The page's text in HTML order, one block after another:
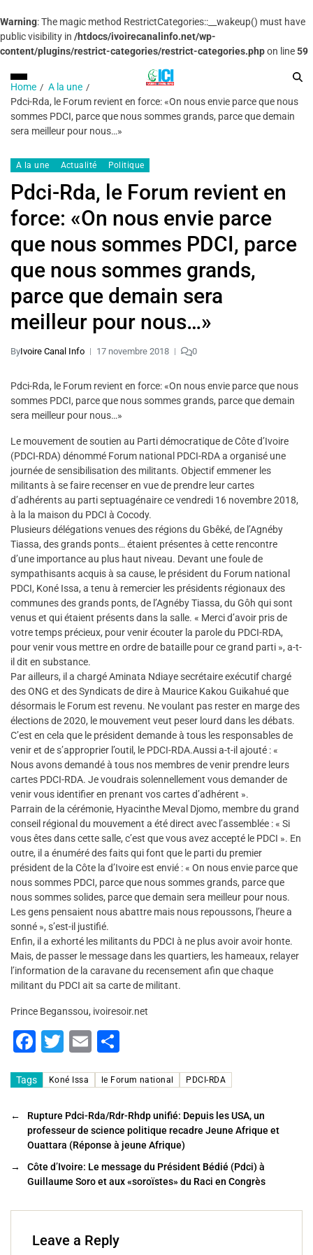
Warning: The magic method RestrictCategories::__wakeup() must have
public visibility in /htdocs/ivoirecanalinfo.net/wp-
content/plugins/restrict-categories/restrict-categories.phpon line59
Home
A la une
Pdci-Rda, le Forum revient en force: «On nous envie parce que nous
sommes PDCI, parce que nous sommes grands, parce que demain
sera meilleur pour nous…»
A la une Actualité Politique
Pdci-Rda, le Forum revient en
force: «On nous envie parce
que nous sommes PDCI, parce
que nous sommes grands,
parce que demain sera
meilleur pour nous…»
ByIvoire Canal Info 17 novembre 2018 0
Pdci-Rda, le Forum revient en force: «On nous envie parce que nous
sommes PDCI, parce que nous sommes grands, parce que demain
sera meilleur pour nous…»
Le mouvement de soutien au Parti démocratique de Côte d’Ivoire
(PDCI-RDA) dénommé Forum national PDCI-RDA a organisé une
journée de sensibilisation des militants. Objectif emmener les
militants à se faire recenser en vue de prendre leur cartes
d’adhérents au parti septuagénaire ce vendredi 16 novembre 2018,
à la la maison du PDCI à Cocody.
Plusieurs délégations venues des régions du Gbêké, de l’Agnéby
Tiassa, des grands ponts… étaient présentes à cette rencontre
d’une importance au plus haut niveau. Devant une foule de
sympathisants acquis à sa cause, le président du Forum national
PDCI, Koné Issa, a tenu à remercier les présidents régionaux des
communes des grands ponts, de l’Agnéby Tiassa, du Gôh qui sont
venus et qui étaient présents dans la salle. « Merci d’avoir pris de
votre temps précieux, pour venir écouter la parole du PDCI-RDA,
pour venir vous mettre en ordre de bataille pour ce grand parti », a-t-
il dit en substance.
Par ailleurs, il a chargé Aminata Ndiaye secrétaire exécutif chargé
des ONG et des Syndicats de dire à Maurice Kakou Guikahué que
désormais le Forum est revenu. Ne voulant pas rester en marge des
élections de 2020, le mouvement veut peser lourd dans les débats.
C’est en cela que le président demande à tous les responsables de
venir et de s’approprier l’outil, le PDCI-RDA.Aussi a-t-il ajouté : «
Nous avons demandé à tous nos membres de venir prendre leurs
cartes PDCI-RDA. Je voudrais solennellement vous demander de
venir vous identifier en prenant vos cartes d’adhérent ».
Parrain de la cérémonie, Hyacinthe Meval Djomo, membre du grand
conseil régional du mouvement a été direct avec l’assemblée : « Si
vous êtes dans cette salle, c’est que vous avez accepté le PDCI ». En
outre, il a énuméré des faits qui font que le parti du premier
président de la Côte la d’Ivoire est envié : « On nous envie parce que
nous sommes PDCI, parce que nous sommes grands, parce que
nous sommes solides, parce que demain sera meilleur pour nous.
Les gens pensaient nous abattre mais nous repoussons, l’heure a
sonné », s’est-il justifié.
Enfin, il a exhorté les militants du PDCI à ne plus avoir avoir honte.
Mais, de passer le message dans les quartiers, les hameaux, relayer
l’information de la caravane du recensement afin que chaque
militant du PDCI ait sa carte de militant.
Prince Beganssou, ivoiresoir.net
F
c
e
b
o
o
T
tt
er
E
ai
l
ta
g
er
Tags Koné Issa le Forum national PDCI-RDA
←
Rupture Pdci-Rda/Rdr-Rhdp unifié: Depuis les USA, un
professeur de science politique recadre Jeune Afrique et
Ouattara (Réponse à jeune Afrique)
→
Côte d’Ivoire: Le message du Président Bédié (Pdci) à
Guillaume Soro et aux «soroïstes» du Raci en Congrès
Leave a Reply